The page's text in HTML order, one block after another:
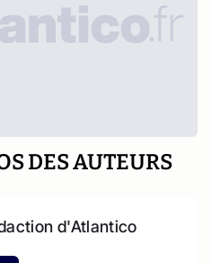
DES AUTEURS
d'Atlantico